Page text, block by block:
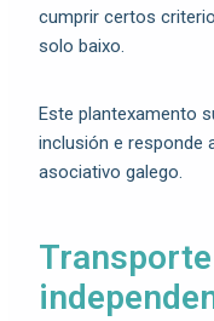
cumprir certos
solo baixo.
Este plantexamento
inclusión e responde
asociativo galego.